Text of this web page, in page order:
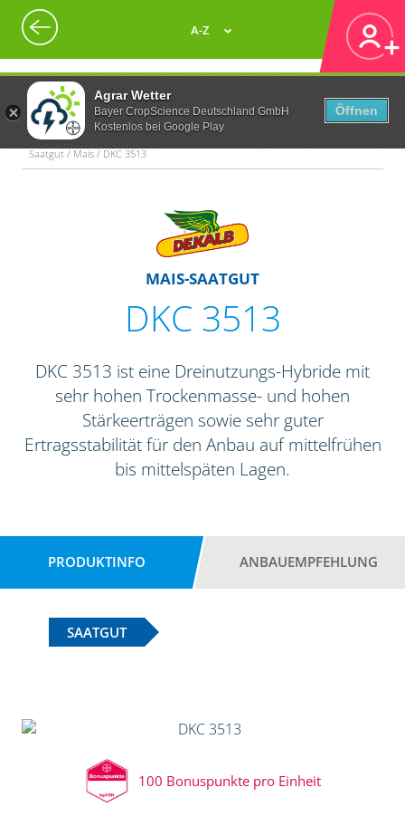
Agrar Wetter
Bayer CropScience Deutschland GmbH
Kostenlos bei Google Play
Öffnen
A-Z
Saatgut / Mais / DKC 3513
MAIS-SAATGUT
DKC 3513
DKC 3513 ist eine Dreinutzungs-Hybride mit
sehr hohen Trockenmasse- und hohen
Stärkeerträgen sowie sehr guter
Ertragsstabilität für den Anbau auf mittelfrühen
bis mittelspäten Lagen.
PRODUKTINFO ANBAUEMPFEHLUNG
SAATGUT
100 Bonuspunkte pro Einheit